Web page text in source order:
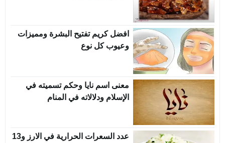
افضل كريم تفتيح البشرة ومميزات
وعيوب كل نوع
معنى اسم نايا وحكم تسميته في
الإسلام ودلالاته في المنام
عدد السعرات الحرارية في الارز و13